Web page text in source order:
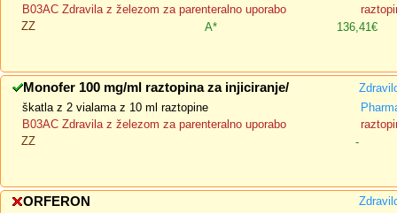
B03AC Zdravila z železom za parenteralno uporabo
ZZ
A* 136,41€
Monofer 100 mg/ml raztopina za injiciranje/
škatla z 2 vialama z 10 ml raztopine
B03AC Zdravila z železom za parenteralno uporabo
ZZ
-
ORFERON